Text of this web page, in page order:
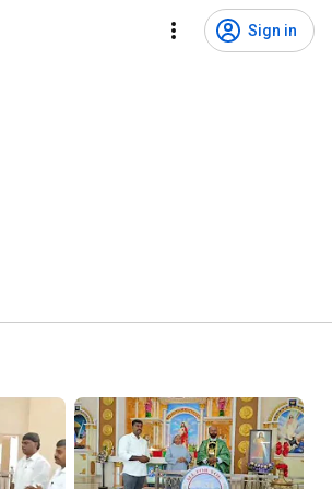
Sign in